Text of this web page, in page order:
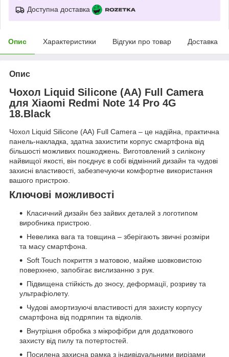
Доступна доставка
Опис Характеристики Відгуки про товар Доставка
Опис
Чохол Liquid Silicone (AA) Full Camera
для Xiaomi Redmi Note 14 Pro 4G
18.Black
Чохол Liquid Silicone (AA) Full Camera – це надійна, практична
панель-накладка, здатна захистити корпус смартфона від
більшості можливих пошкоджень. Виготовлений з силікону
найвищої якості, він поєднує в собі відмінний дизайн та чудові
захисні властивості, забезпечуючи комфортне використання
вашого пристрою.
Ключові можливості
Класичний дизайн без зайвих деталей з логотипом
виробника пристрою.
Невелика вага та товщина – зберігають звичні розміри
та масу смартфона.
Soft Touch покриття з матовою, майже шовковистою
поверхнею, запобігає вислизанню з рук.
Підвищена стійкість до зносу, деформації, розриву та
ультрафіолету.
Чудові амортизуючі властивості для захисту корпусу
смартфона від подряпин та відколів.
Внутрішня обробка з мікрофібри для додаткового
захисту від пилу та потертостей.
Посилена захисна рамка з індивідуальними вирізами